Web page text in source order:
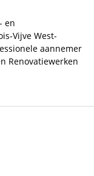
en
Vijve West-
aannemer
Renovatiewerken